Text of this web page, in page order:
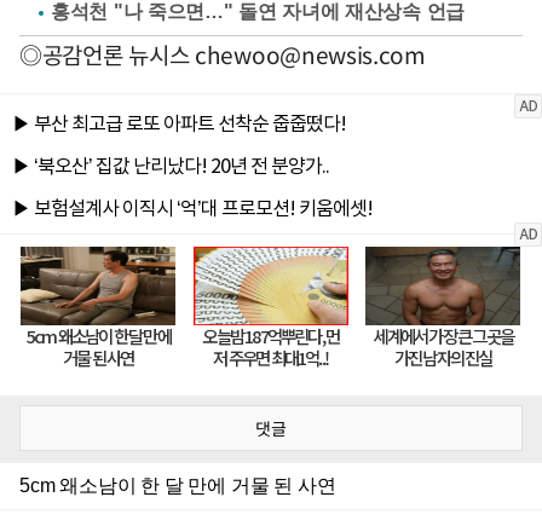
홍석천 "나 죽으면…" 돌연 자녀에 재산상속 언급
◎공감언론 뉴시스chewoo@newsis.com
댓글